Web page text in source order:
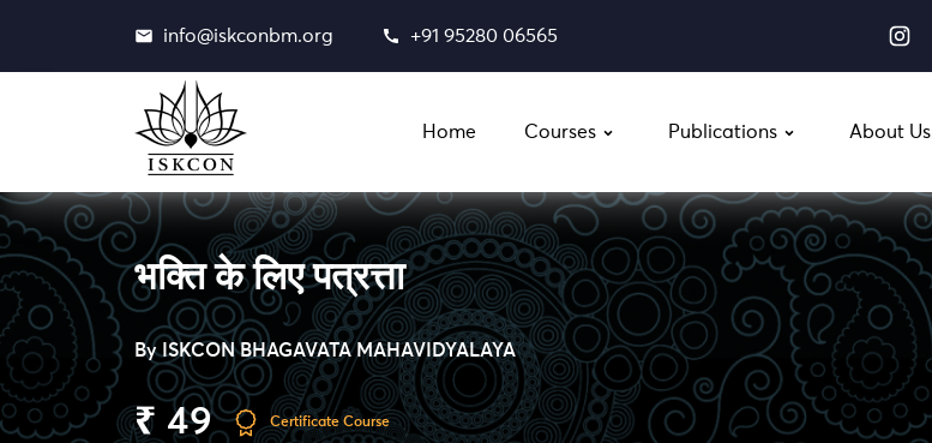
info@iskconbm.org +91 95280 06565
Home Courses Publications About Us
भक्ति के लिए पत्रत्ता
ByISKCON BHAGAVATA MAHAVIDYALAYA
₹ 49 Certificate Course